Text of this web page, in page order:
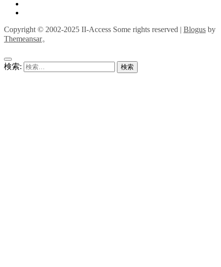
Copyright © 2002-2025 II-Access Some rights reserved | Blogus by
Themeansar。
検索: